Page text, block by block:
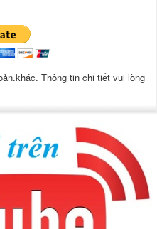
Thông tin chi tiết vui lòng